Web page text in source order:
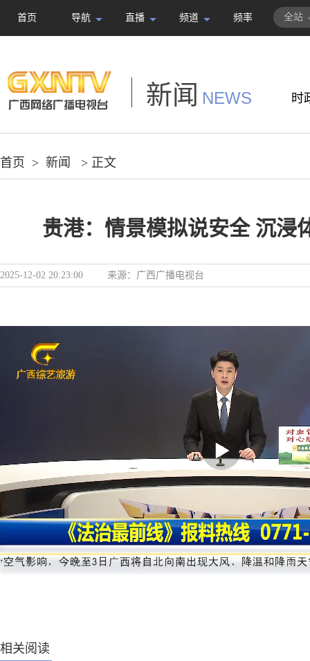
首页 导航 直播 频道 频率 全站
新闻 NEWS 时
首页 > 新闻 > 正文
贵港：情景模拟说安全 沉浸
2025-12-02 20:23:00 来源： 广西广播电视台
相关阅读